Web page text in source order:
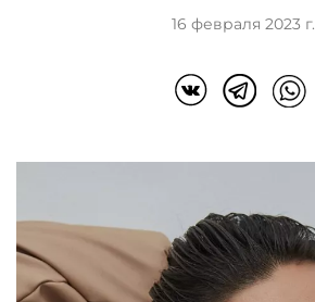
16 февраля 2023 г.